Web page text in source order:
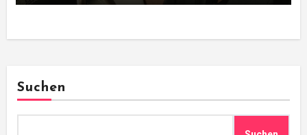
Suchen